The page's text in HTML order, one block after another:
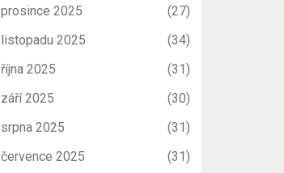
prosince 2025
(27)
listopadu 2025
(34)
října 2025
(31)
září 2025
(30)
srpna 2025
(31)
července 2025
(31)